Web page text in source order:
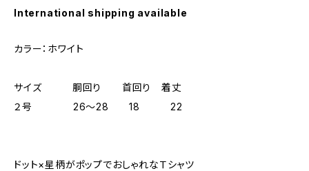
International shipping available
カラー：ホワイト
サイズ 胴回り 首回り 着丈
２号 26～28 18 22
ドット×星柄がポップでおしゃれなＴシャツ